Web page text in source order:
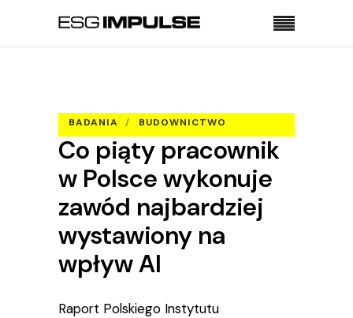
BADANIA
BUDOWNICTWO
FINANSE
Co piąty pracownik
w Polsce wykonuje
zawód najbardziej
wystawiony na
wpływ AI
Raport Polskiego Instytutu